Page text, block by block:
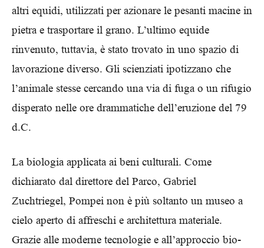
altri equidi, utilizzati per azionare le pesanti macine in
pietra e trasportare il grano. L’ultimo equide
rinvenuto, tuttavia, è stato trovato in uno spazio di
lavorazione diverso. Gli scienziati ipotizzano che
l’animale stesse cercando una via di fuga o un rifugio
disperato nelle ore drammatiche dell’eruzione del 79
d.C.
La biologia applicata ai beni culturali. Come
dichiarato dal direttore del Parco, Gabriel
Zuchtriegel, Pompei non è più soltanto un museo a
cielo aperto di affreschi e architettura materiale.
Grazie alle moderne tecnologie e all’approccio bio-